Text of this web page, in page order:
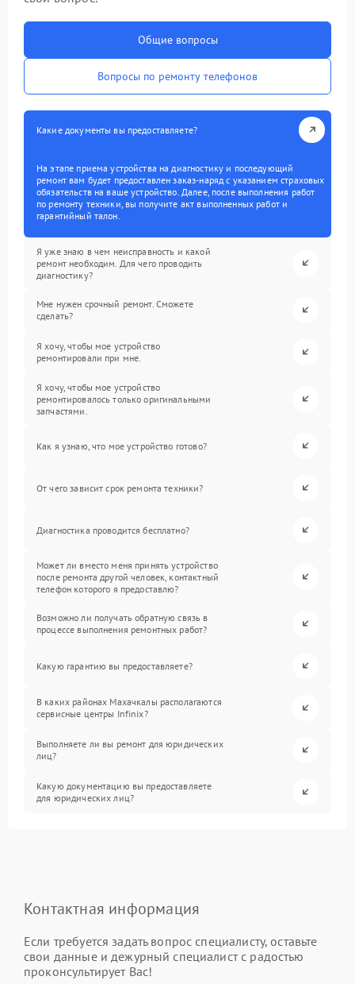
Общие вопросы
Вопросы по ремонту телефонов
Какие документы вы предоставляете?
На этапе приема устройства на диагностику и последующий
ремонт вам будет предоставлен заказ-наряд с указанием страховых
обязательств на ваше устройство. Далее, после выполнения работ
по ремонту техники, вы получите акт выполненных работ и
гарантийный талон.
Я уже знаю в чем неисправность и какой
ремонт необходим. Для чего проводить
диагностику?
Мне нужен срочный ремонт. Сможете
сделать?
Я хочу, чтобы мое устройство
ремонтировали при мне.
Я хочу, чтобы мое устройство
ремонтировалось только оригинальными
запчастями.
Как я узнаю, что мое устройство готово?
От чего зависит срок ремонта техники?
Диагностика проводится бесплатно?
Может ли вместо меня принять устройство
после ремонта другой человек, контактный
телефон которого я предоставлю?
Возможно ли получать обратную связь в
процессе выполнения ремонтных работ?
Какую гарантию вы предоставляете?
В каких районах Махачкалы располагаются
сервисные центры Infinix?
Выполняете ли вы ремонт для юридических
лиц?
Какую документацию вы предоставляете
для юридических лиц?
Контактная информация
Если требуется задать вопрос специалисту, оставьте
свои данные и дежурный специалист с радостью
проконсультирует Вас!